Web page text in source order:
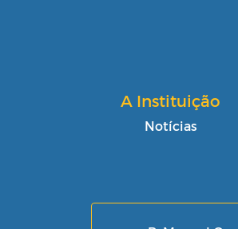
A Instituição
Notícias